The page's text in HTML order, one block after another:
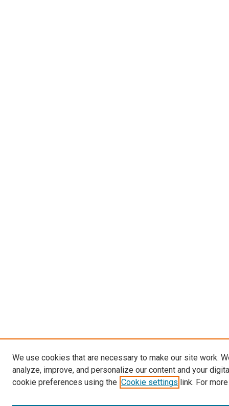
We use cookies that are necessary to make our site work.
analyze, improve, and personalize our content and your
cookie preferences using the Cookie settings link. For